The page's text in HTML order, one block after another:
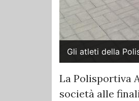
Gli atleti della
La Polisportiva
società alle